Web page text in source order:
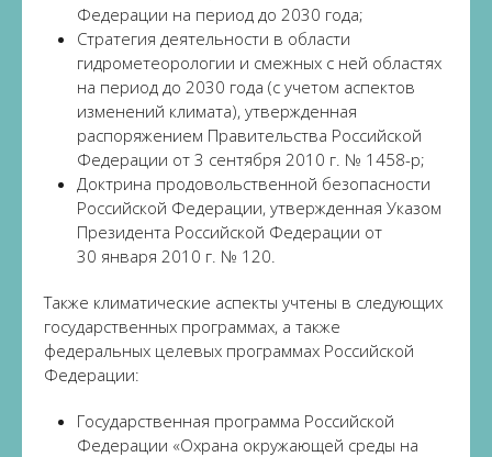
Федерации на период до 2030 года;
Стратегия деятельности в области
гидрометеорологии и смежных с ней областях
на период до 2030 года (с учетом аспектов
изменений климата), утвержденная
распоряжением Правительства Российской
Федерации от 3 сентября 2010 г. № 1458-р;
Доктрина продовольственной безопасности
Российской Федерации, утвержденная Указом
Президента Российской Федерации от
30 января 2010 г. № 120.
Также климатические аспекты учтены в следующих
государственных программах, а также
федеральных целевых программах Российской
Федерации:
Государственная программа Российской
Федерации «Охрана окружающей среды на